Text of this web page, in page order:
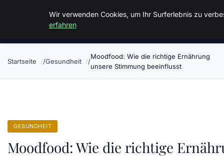
Malzminden
Startseite Gesundheit
Moodfood: Wie die richtige Ernährung
unsere Stimmung beeinflusst
GESUNDHEIT
Moodfood: Wie die richtige
Wir verwenden Cookies, um Ihr Surferlebnis zu
erfahren